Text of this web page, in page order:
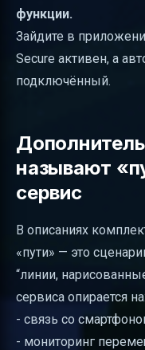
функции.
Зайдите в
Secure активен, а
подключённый.
называют
сервис
В описаниях
«пути» — это
“линии,
сервиса опирается на:
- связь со
- мониторинг